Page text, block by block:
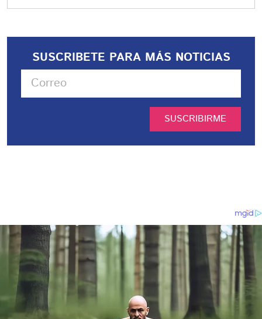
SUSCRIBETE PARA MÁS NOTICIAS
SUSCRIBIRME